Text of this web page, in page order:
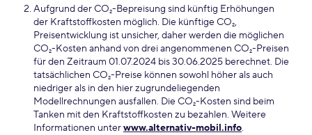
Aufgrund der CO₂-Bepreisung sind künftig Erhöhungen
der Kraftstoffkosten möglich. Die künftige CO₂,
Preisentwicklung ist unsicher, daher werden die möglichen
CO₂-Kosten anhand von drei angenommenen CO₂-Preisen
für den Zeitraum 01.07.2024 bis 30.06.2025 berechnet. Die
tatsächlichen CO₂-Preise können sowohl höher als auch
niedriger als in den hier zugrundeliegenden
Modellrechnungen ausfallen. Die CO₂-Kosten sind beim
Tanken mit den Kraftstoffkosten zu bezahlen. Weitere
Informationen unterwww.alternativ-mobil.info.